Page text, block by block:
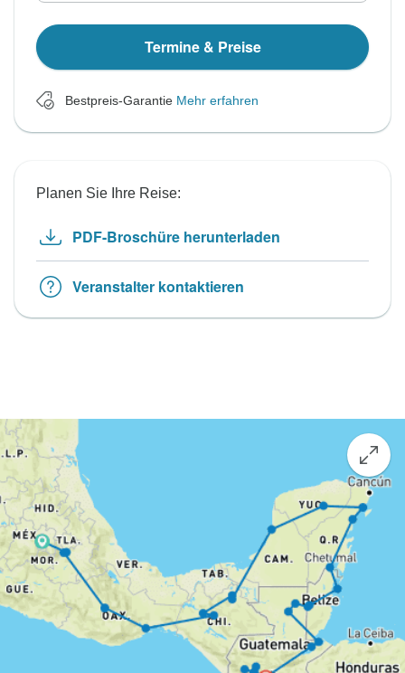
Termine & Preise
Bestpreis-Garantie Mehr erfahren
Planen Sie Ihre Reise:
PDF-Broschüre herunterladen
Veranstalter kontaktieren